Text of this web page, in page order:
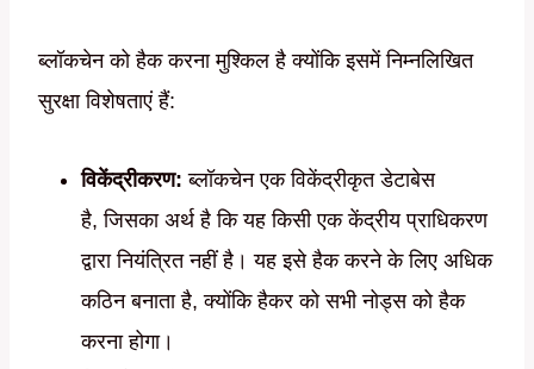
ब्लॉकचेन को हैक करना मुश्किल है क्योंकि इसमें निम्नलिखित
सुरक्षा विशेषताएं हैं:
विकेंद्रीकरण: ब्लॉकचेन एक विकेंद्रीकृत डेटाबेस
है, जिसका अर्थ है कि यह किसी एक केंद्रीय प्राधिकरण
द्वारा नियंत्रित नहीं है। यह इसे हैक करने के लिए अधिक
कठिन बनाता है, क्योंकि हैकर को सभी नोड्स को हैक
करना होगा।